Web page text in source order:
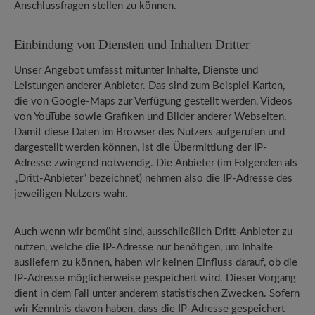
Anschlussfragen stellen zu können.
Einbindung von Diensten und Inhalten Dritter
Unser Angebot umfasst mitunter Inhalte, Dienste und
Leistungen anderer Anbieter. Das sind zum Beispiel Karten,
die von Google-Maps zur Verfügung gestellt werden, Videos
von YouTube sowie Grafiken und Bilder anderer Webseiten.
Damit diese Daten im Browser des Nutzers aufgerufen und
dargestellt werden können, ist die Übermittlung der IP-
Adresse zwingend notwendig. Die Anbieter (im Folgenden als
„Dritt-Anbieter“ bezeichnet) nehmen also die IP-Adresse des
jeweiligen Nutzers wahr.
Auch wenn wir bemüht sind, ausschließlich Dritt-Anbieter zu
nutzen, welche die IP-Adresse nur benötigen, um Inhalte
ausliefern zu können, haben wir keinen Einfluss darauf, ob die
IP-Adresse möglicherweise gespeichert wird. Dieser Vorgang
dient in dem Fall unter anderem statistischen Zwecken. Sofern
wir Kenntnis davon haben, dass die IP-Adresse gespeichert